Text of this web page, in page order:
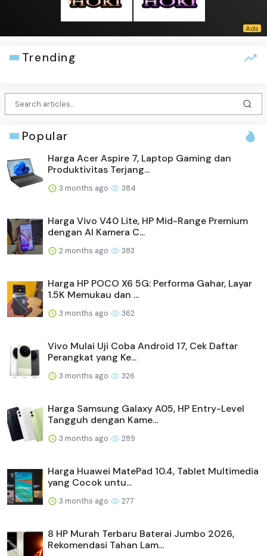
Trending
Popular
Harga Acer Aspire 7, Laptop Gaming dan
Produktivitas Terjang...
3 months ago 384
Harga Vivo V40 Lite, HP Mid-Range Premium
dengan AI Kamera C...
2 months ago 383
Harga HP POCO X6 5G: Performa Gahar, Layar
1.5K Memukau dan ...
3 months ago 362
Vivo Mulai Uji Coba Android 17, Cek Daftar
Perangkat yang Ke...
3 months ago 326
Harga Samsung Galaxy A05, HP Entry-Level
Tangguh dengan Kame...
3 months ago 289
Harga Huawei MatePad 10.4, Tablet Multimedia
yang Cocok untu...
3 months ago 277
8 HP Murah Terbaru Baterai Jumbo 2026,
Rekomendasi Tahan Lam...